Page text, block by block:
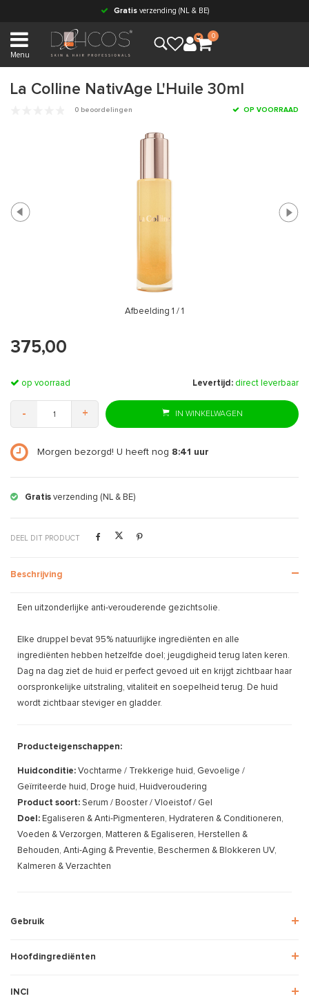
Gratisverzending (NL & BE)
Menu
0
La Colline NativAge L'Huile 30ml
0 beoordelingen OP VOORRAAD
Afbeelding 1 / 1
375,00
op voorraad Levertijd: direct leverbaar
- + IN WINKELWAGEN
Morgen bezorgd! U heeft nog 8:41 uur
Gratis verzending (NL & BE)
DEEL DIT PRODUCT
Beschrijving
Een uitzonderlijke anti-verouderende gezichtsolie.
Elke druppel bevat 95% natuurlijke ingrediënten en alle
ingrediënten hebben hetzelfde doel; jeugdigheid terug laten keren.
Dag na dag ziet de huid er perfect gevoed uit en krijgt zichtbaar haar
oorspronkelijke uitstraling, vitaliteit en soepelheid terug. De huid
wordt zichtbaar steviger en gladder.
Producteigenschappen:
Huidconditie: Vochtarme / Trekkerige huid, Gevoelige /
Geïrriteerde huid, Droge huid, Huidveroudering
Product soort: Serum / Booster / Vloeistof / Gel
Doel: Egaliseren & Anti-Pigmenteren, Hydrateren & Conditioneren,
Voeden & Verzorgen, Matteren & Egaliseren, Herstellen &
Behouden, Anti-Aging & Preventie, Beschermen & Blokkeren UV,
Kalmeren & Verzachten
Gebruik
Hoofdingrediënten
INCI